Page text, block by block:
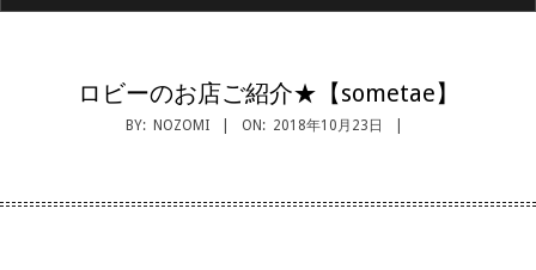
Navigation
ロビーのお店ご紹介★【sometae】
BY: NOZOMI ON: 2018年10月23日